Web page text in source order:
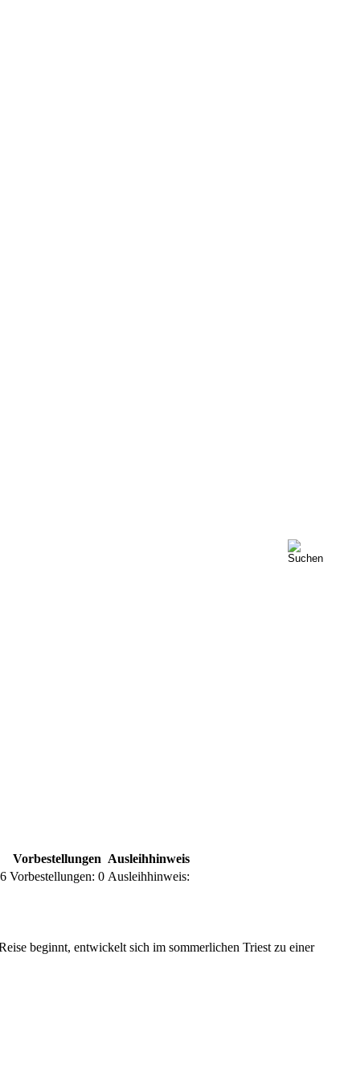
Vorbestellungen Ausleihhinweis
Vorbestellungen: 0 Ausleihhinweis:
beginnt, entwickelt sich im sommerlichen Triest zu einer